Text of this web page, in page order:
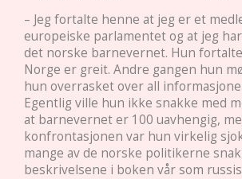
– Jeg fortalte henne at jeg er et
europeiske parlamentet og at jeg
det norske barnevernet. Hun
Norge er greit. Andre gangen hun
hun overrasket over all
Egentlig ville hun ikke snakke med
at barnevernet er 100 uavhengig,
konfrontasjonen var hun virkelig
mange av de norske politikerne
beskrivelsene i boken vår som